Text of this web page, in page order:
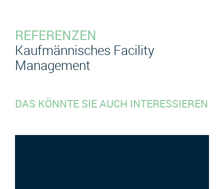
REFERENZEN
Kaufmännisches Facility
Management
DAS KÖNNTE SIE AUCH INTERESSIEREN